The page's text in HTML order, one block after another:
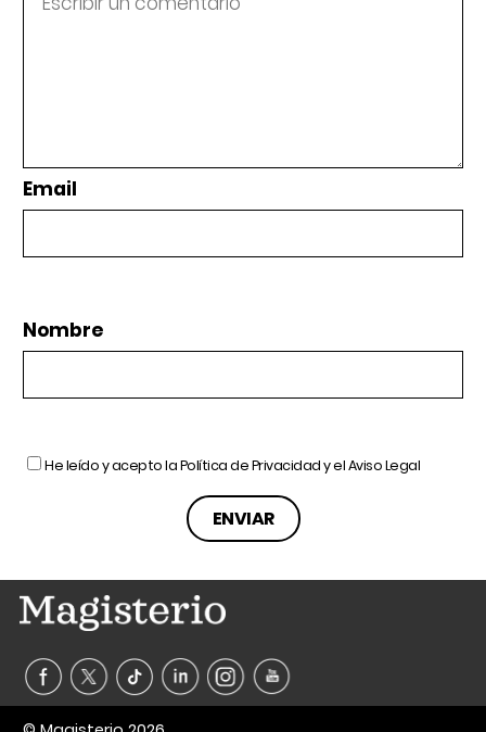
Email
Nombre
He leído y acepto laPolítica de Privacidady elAviso Legal